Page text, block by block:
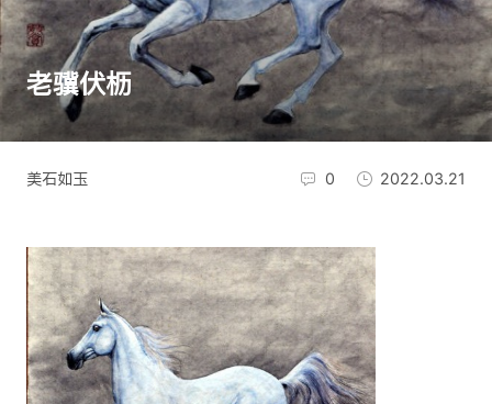
老骥伏枥
美石如玉 0 2022.03.21